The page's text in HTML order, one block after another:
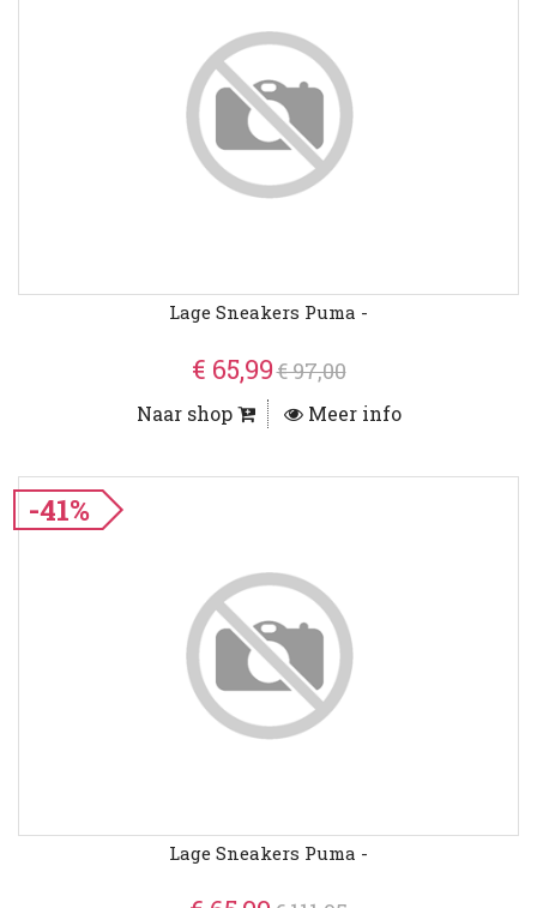
Lage Sneakers Puma -
€ 65,99€ 97,00
Naar shop Meer info
-41%
Lage Sneakers Puma -